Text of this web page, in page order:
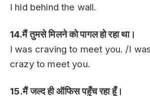
I hid behind the wall.
14.मैं तुमसे मिलने को पागल हो रहा था।
I was craving to meet you. /I
crazy to meet you.
15.मैं जल्द ही ऑफिस पहुँच रहा हूँ।